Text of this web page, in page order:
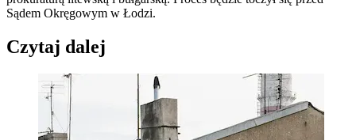
Sądem Okręgowym w Łodzi.
Czytaj dalej